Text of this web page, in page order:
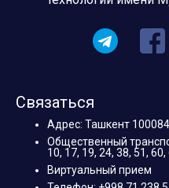
Связаться
Адрес: Ташкент
Общественный
10, 17, 19, 24, 38, 51,
Виртуальный прием